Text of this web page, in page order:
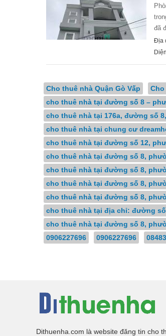
phòng cho thuê như căn hộ mini thiết kế rất đẹp với giá rất mềm so với cùng phân khúc phòng cho thuê
đã
Địa
Cho thuê nhà Quận Gò Vấp
Cho
cho thuê nhà tại đường số 8 –
cho thuê nhà tại 176a, đường số
cho thuê nhà tại chung cư
cho thuê nhà tại đường số 12,
cho thuê nhà tại đường số 8,
cho thuê nhà tại đường số 8,
cho thuê nhà tại đường số 8,
cho thuê nhà tại đường số 8,
cho thuê nhà tại địa chỉ: đường
cho thuê nhà tại đường số 8,
0906227696
0906227696
Dithuenha.com là website đăng tin cho